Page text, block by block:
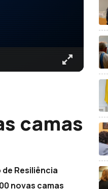
camas
Resiliência
novas camas